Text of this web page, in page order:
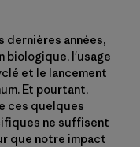
dernières années,
biologique, l'usage
et le lancement
Et pourtant,
ces quelques
ne suffisent
que notre impact